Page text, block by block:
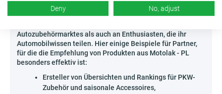
Wer kann Motolak - PL bewerben?
Autozubehörmarktes als auch an Enthusiasten, die ihr
Automobilwissen teilen. Hier einige Beispiele für Partner,
für die die Empfehlung von Produkten aus Motolak - PL
besonders effektiv ist:
Ersteller von Übersichten und Rankings für PKW-
Zubehör und saisonale Accessoires,
Deny No, adjust